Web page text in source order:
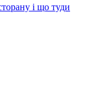
і що туди